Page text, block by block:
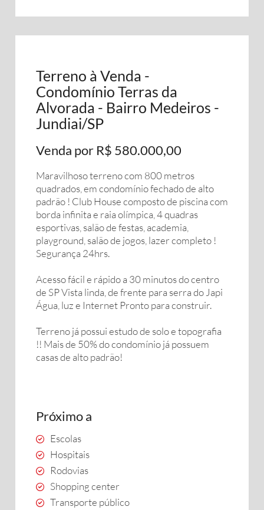
Terreno à Venda -
Condomínio Terras da
Alvorada - Bairro Medeiros -
Jundiai/SP
Venda por R$ 580.000,00
Maravilhoso terreno com 800 metros
quadrados, em condomínio fechado de alto
padrão ! Club House composto de piscina com
borda infinita e raia olímpica, 4 quadras
esportivas, salão de festas, academia,
playground, salão de jogos, lazer completo !
Segurança 24hrs.
Acesso fácil e rápido a 30 minutos do centro
de SP Vista linda, de frente para serra do Japi
Água, luz e Internet Pronto para construir.
Terreno já possui estudo de solo e topografia
!! Mais de 50% do condomínio já possuem
casas de alto padrão!
Próximo a
Escolas
Hospitais
Rodovias
Shopping center
Transporte público